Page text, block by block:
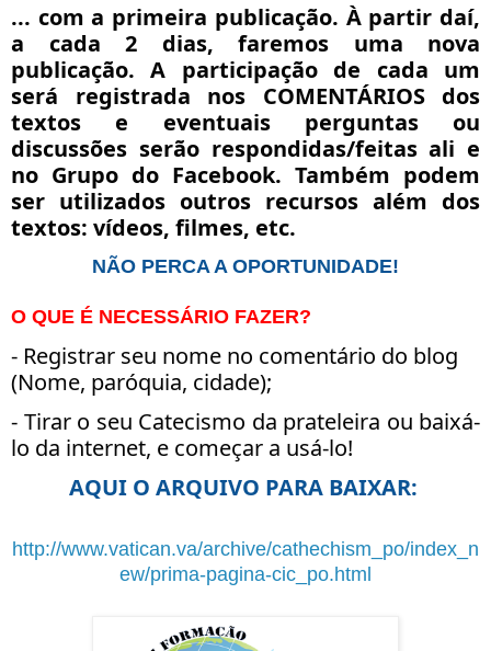
... com a primeira publicação. À partir daí,
a cada 2 dias, faremos uma nova
publicação. A participação de cada um
será registrada nos COMENTÁRIOS dos
textos e eventuais perguntas ou
discussões serão respondidas/feitas ali e
no Grupo do Facebook. Também podem
ser utilizados outros recursos além dos
textos: vídeos, filmes, etc.
NÃO PERCA A OPORTUNIDADE!
O QUE É NECESSÁRIO FAZER?
- Registrar seu nome no comentário do blog
(Nome, paróquia, cidade);
- Tirar o seu Catecismo da prateleira ou baixá-
lo da internet, e começar a usá-lo!
AQUI O ARQUIVO PARA BAIXAR:
http://www.vatican.va/archive/cathechism_po/index_n
ew/prima-pagina-cic_po.html